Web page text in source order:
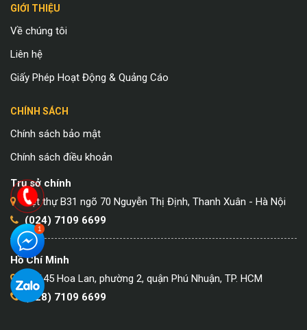
GIỚI THIỆU
Về chúng tôi
Liên hệ
Giấy Phép Hoạt Động & Quảng Cáo
CHÍNH SÁCH
Chính sách bảo mật
Chính sách điều khoản
Trụ sở chính
Biệt thự B31 ngõ 70 Nguyễn Thị Định, Thanh Xuân - Hà Nội
(024) 7109 6699
Hồ Chí Minh
Số 145 Hoa Lan, phường 2, quận Phú Nhuận, TP. HCM
(028) 7109 6699